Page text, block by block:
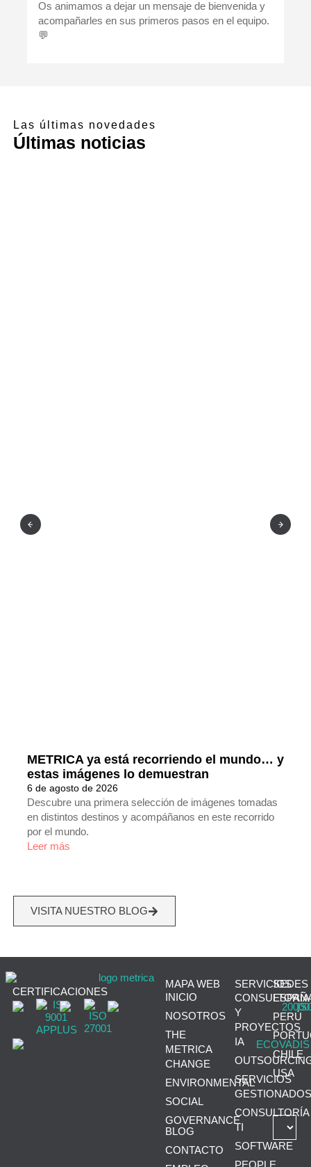
Os animamos a dejar un mensaje de bienvenida y
acompañarles en sus primeros pasos en el equipo.
💬
Las últimas novedades
Últimas noticias
METRICA ya está recorriendo el mundo… y
estas imágenes lo demuestran
6 de agosto de 2026
Descubre una primera selección de imágenes tomadas
en distintos destinos y acompáñanos en este recorrido
por el mundo.
Leer más
VISITA NUESTRO BLOG
CERTIFICACIONES
MAPA WEB
INICIO
NOSOTROS
THE
METRICA
CHANGE
ENVIRONMENTAL
SOCIAL
GOVERNANCE
BLOG
CONTACTO
SERVICIOS
CONSULTORÍA
Y
PROYECTOS
IA
SERVICIOS
GESTIONADOS
CONSULTORÍA
TI
SOFTWARE
PEOPLE
SEDES
PERÚ
CHILE
USA